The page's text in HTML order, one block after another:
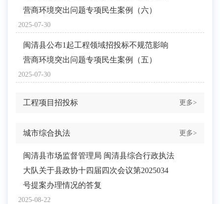
2025-07-30
营商环境突出问题专项民生案例（六）
2025-07-30
闽清县公布1起工程领域招投标不规范影响
营商环境突出问题专项民生案例（五）
工程项目招投标 更多>
城市综合执法 更多>
2025-08-22
闽清县市场监督管理局 闽清县综合行政执法
大队关于县政协十四届四次会议第2025034
号提案办理情况的答复